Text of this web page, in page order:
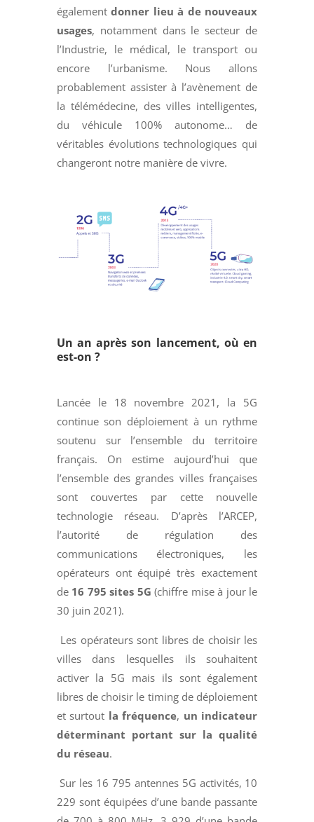
égalementdonner lieu à de nouveaux
usages, notamment dans le secteur de
l’Industrie, le médical, le transport ou
encore l’urbanisme. Nous allons
probablement assister à l’avènement de
la télémédecine, des villes intelligentes,
du véhicule 100% autonome… de
véritables évolutions technologiques qui
changeront notre manière de vivre.
Un an après son lancement, où en
est-on ?
Lancée le 18 novembre 2021, la 5G
continue son déploiement à un rythme
soutenu sur l’ensemble du territoire
français. On estime aujourd’hui que
l’ensemble des grandes villes françaises
sont couvertes par cette nouvelle
technologie réseau. D’après l’ARCEP,
l’autorité de régulation des
communications électroniques, les
opérateurs ont équipé très exactement
de 16 795 sites 5G(chiffre mise à jour le
30 juin 2021).
Les opérateurs sont libres de choisir les
villes dans lesquelles ils souhaitent
activer la 5G mais ils sont également
libres de choisir le timing de déploiement
et surtout la fréquence, un indicateur
déterminant portant sur la qualité
du réseau.
Sur les 16 795 antennes 5G activités, 10
229 sont équipées d’une bande passante